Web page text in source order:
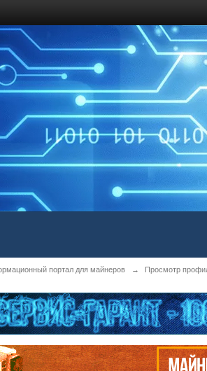
портал для майнеров → Просмотр